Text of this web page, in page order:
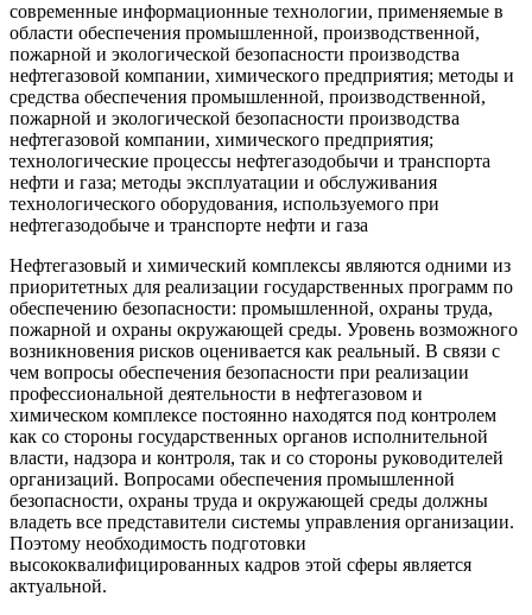
современные информационные технологии, применяемые в
области обеспечения промышленной, производственной,
пожарной и экологической безопасности производства
нефтегазовой компании, химического предприятия; методы и
средства обеспечения промышленной, производственной,
пожарной и экологической безопасности производства
нефтегазовой компании, химического предприятия;
технологические процессы нефтегазодобычи и транспорта
нефти и газа; методы эксплуатации и обслуживания
технологического оборудования, используемого при
нефтегазодобыче и транспорте нефти и газа
Нефтегазовый и химический комплексы являются одними из
приоритетных для реализации государственных программ по
обеспечению безопасности: промышленной, охраны труда,
пожарной и охраны окружающей среды. Уровень возможного
возникновения рисков оценивается как реальный. В связи с
чем вопросы обеспечения безопасности при реализации
профессиональной деятельности в нефтегазовом и
химическом комплексе постоянно находятся под контролем
как со стороны государственных органов исполнительной
власти, надзора и контроля, так и со стороны руководителей
организаций. Вопросами обеспечения промышленной
безопасности, охраны труда и окружающей среды должны
владеть все представители системы управления организации.
Поэтому необходимость подготовки
высококвалифицированных кадров этой сферы является
актуальной.